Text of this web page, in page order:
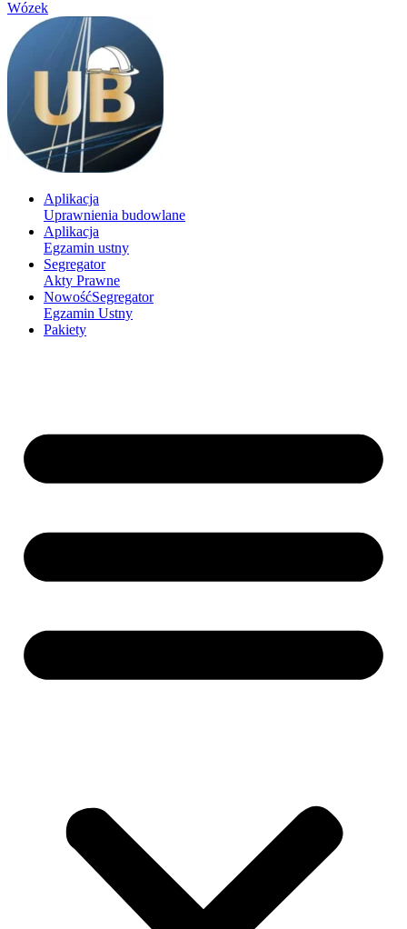
Wózek
Aplikacja
Uprawnienia budowlane
Aplikacja
Egzamin ustny
Segregator
Akty Prawne
NowośćSegregator
Egzamin Ustny
Pakiety